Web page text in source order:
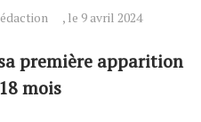
, le 9 avril 2024
première apparition
mois